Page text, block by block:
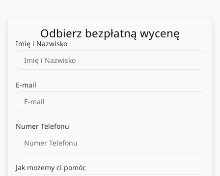
Odbierz bezpłatną wycenę
Imię i Nazwisko
E-mail
Numer Telefonu
Jak możemy ci pomóc